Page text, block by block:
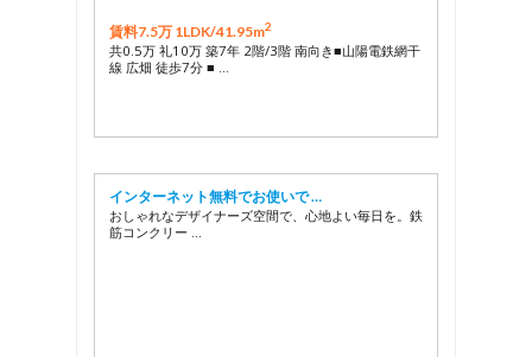
賃料7.5万 1LDK/41.95m2
共0.5万 礼10万 築7年 2階/3階 南向き■山陽電鉄網干
線 広畑 徒歩7分 ■ …
インターネット無料でお使いで …
おしゃれなデザイナーズ空間で、心地よい毎日を。鉄
筋コンクリー …